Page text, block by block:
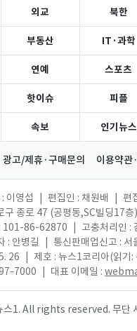
외교 북한
부동산 IT·과학
연예 스포츠
핫이슈 피플
속보 인기뉴스
광고/제휴·구매문의 이용약관
이영섭 편집인 : 채원배 편
구 종로 47 (공평동,SC빌딩17층)
101-86-62870
고충처리인 :
: 안병길
통신판매업신고 :
26
제호 : 뉴스1코리아(읽기:
7000
대표 이메일 :
1. All rights reserved. 무단